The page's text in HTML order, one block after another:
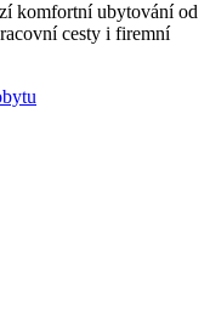
komfortní ubytování od
cesty i firemní